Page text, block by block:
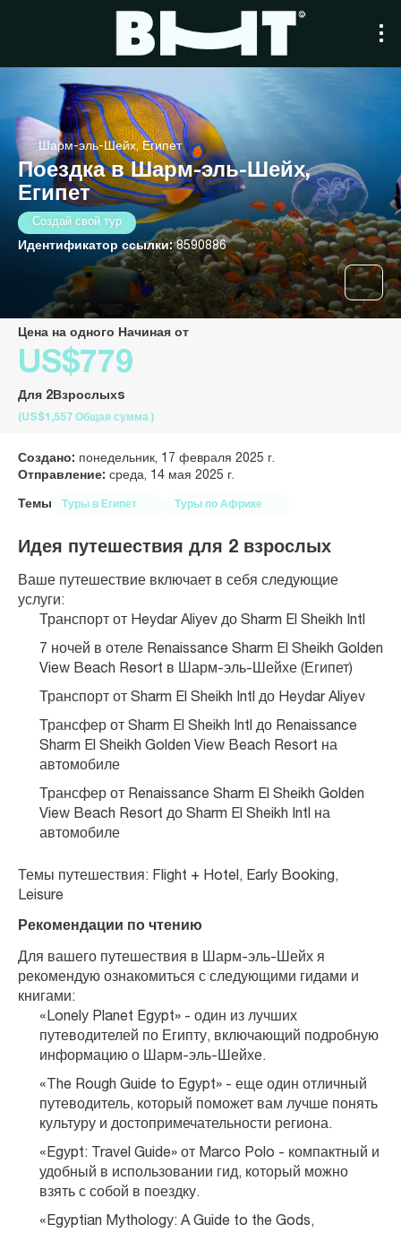
Шарм-эль-Шейх, Египет
Поездка в Шарм-эль-Шейх,
Египет
Создай свой тур
Идентификатор ссылки:8590886
Цена на одного Начиная от
US$779
Для 2Взрослыхs
(US$1,557 Общая сумма )
Создано: понедельник, 17 февраля 2025 г.
Отправление: среда, 14 мая 2025 г.
Темы Туры в Египет Туры по Африке
Идея путешествия для 2 взрослых
Ваше путешествие включает в себя следующие
услуги:
Транспорт от Heydar Aliyev до Sharm El Sheikh Intl
7 ночей в отеле Renaissance Sharm El Sheikh Golden
View Beach Resort в Шарм-эль-Шейхе (Египет)
Транспорт от Sharm El Sheikh Intl до Heydar Aliyev
Трансфер от Sharm El Sheikh Intl до Renaissance
Sharm El Sheikh Golden View Beach Resort на
автомобиле
Трансфер от Renaissance Sharm El Sheikh Golden
View Beach Resort до Sharm El Sheikh Intl на
автомобиле
Темы путешествия: Flight + Hotel, Early Booking,
Leisure
Рекомендации по чтению
Для вашего путешествия в Шарм-эль-Шейх я
рекомендую ознакомиться с следующими гидами и
книгами:
«Lonely Planet Egypt» - один из лучших
путеводителей по Египту, включающий подробную
информацию о Шарм-эль-Шейхе.
«The Rough Guide to Egypt» - еще один отличный
путеводитель, который поможет вам лучше понять
культуру и достопримечательности региона.
«Egypt: Travel Guide» от Marco Polo - компактный и
удобный в использовании гид, который можно
взять с собой в поездку.
«Egyptian Mythology: A Guide to the Gods,